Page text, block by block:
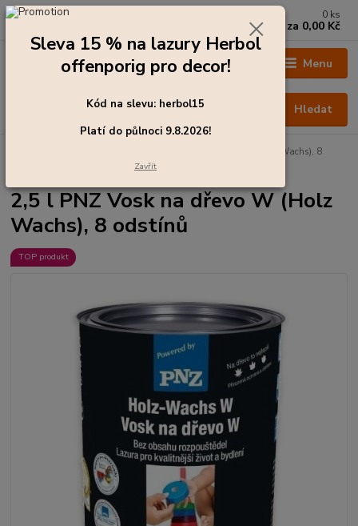
Menu
Hledat
+420 273 136 255
0 ks
za 0,00 Kč
2,5 l PNZ Vosk na dřevo W (Holz Wachs), 8
2,5 l PNZ Vosk na dřevo W (Holz
Wachs), 8 odstínů
TOP produkt
Sleva 15 % na lazury Herbol
offenporig pro decor!
Kód na slevu: herbol15
Platí do půlnoci 9.8.2026!
Zavřít